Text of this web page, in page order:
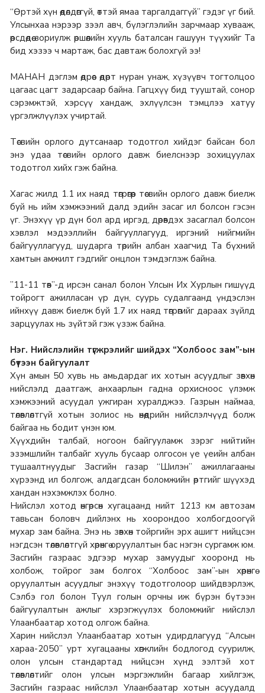
“Өртэй хүн өөдөлдөггүй, өттэй ямаа таргалдаггүй” гэдэг үг бий.
Улсынхаа нэрээр зээл авч, бүлэглэлийн зарчмаар хувааж,
өөрсдөдөө зориулж өршөөлийн хууль баталсан гашуун түүхийг Та
бид хэзээ ч мартаж, бас давтаж болохгүй ээ!
МАНАН дэглэм өдрөөс өдөрт нуран унаж, хүзүүвч тогтолцоо
цагаас цагт задарсаар байна. Гагцхүү бид тууштай, сонор
сэрэмжтэй, хэрсүү хандаж, эхлүүлсэн тэмцлээ хатуу
үргэлжлүүлэх учиртай.
Төсвийн орлого дутсанаар тодотгол хийдэг байсан бол
энэ удаа төсвийн орлого давж биелснээр зохицуулах
тодотгол хийх гэж байна.
Хагас жилд 1.1 их наяд төгрөгөөр төсвийн орлого давж биелж
буй нь ийм хэмжээний далд эдийн засаг ил болсон гэсэн
үг. Энэхүү үр дүн бол ард иргэд, дөрөвдэх засаглал болсон
хэвлэл мэдээллийн байгууллагууд, иргэний нийгмийн
байгууллагууд, шударга төрийн албан хаагчид Та бүхний
хамтын амжилт гэдгийг онцлон тэмдэглэж байна.
”11-11 төв”-д ирсэн санал болон Улсын Их Хурлын гишүүд
тойрогт ажилласан үр дүн, суурь судалгаанд үндэслэн
ийнхүү давж биелж буй 1.7 их наяд төгрөгийг дараах зүйлд
зарцуулах нь зүйтэй гэж үзэж байна.
Нэг. Нийслэлийн түгжрэлийг шийдэх “Холбоос зам”-ын
бүтээн байгуулалт
Хүн амын 50 хувь нь амьдардаг их хотын асуудлыг зөвхөн
нийслэлд даатгаж, анхаарлын гадна орхисноос үлэмж
хэмжээний асуудал ужгиран хуралджээ. Газрын наймаа,
төлөвлөлтгүй хотын золиос нь өнөөдрийн нийслэлчүүд болж
байгаа нь бодит үнэн юм.
Хүүхдийн талбай, ногоон байгууламж зэрэг нийтийн
эзэмшлийн талбайг хууль бусаар олгосон үе үеийн албан
тушаалтнуудыг Засгийн газар “Шилэн” ажиллагааны
хүрээнд ил болгож, алдагдсан боломжийн өртгийг шүүхэд
хандан нэхэмжлэх болно.
Нийслэл хотод өнгөрсөн хугацаанд нийт 1213 км автозам
тавьсан боловч дийлэнх нь хоорондоо холбогдоогүй
мухар зам байна. Энэ нь зөвхөн тойргийн эрх ашигт нийцсэн
нэгдсэн төлөвлөлтгүй хөрөнгө оруулалтын бас нэгэн сургамж юм.
Засгийн газраас эдгээр мухар замуудыг хооронд нь
холбож, тойрог зам болгох “Холбоос зам”-ын хөрөнгө
оруулалтын асуудлыг энэхүү тодотголоор шийдвэрлэж,
Сэлбэ гол болон Туул голын орчны иж бүрэн бүтээн
байгуулалтын ажлыг хэрэгжүүлэх боломжийг нийслэл
Улаанбаатар хотод олгож байна.
Харин нийслэл Улаанбаатар хотын удирдлагууд “Алсын
хараа-2050” урт хугацааны хөгжлийн бодлогод суурилж,
олон улсын стандартад нийцсэн хүнд ээлтэй хот
төлөвлөлтийг олон улсын мэргэжлийн багаар хийлгэж,
Засгийн газраас нийслэл Улаанбаатар хотын асуудалд